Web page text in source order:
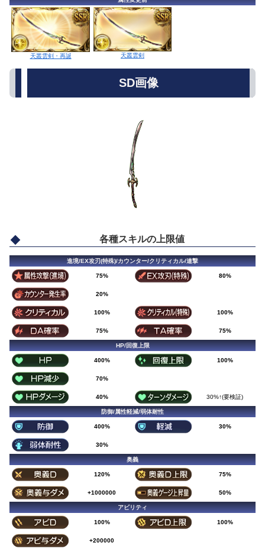
天叢雲剣・再誕 天叢雲剣
SD画像
各種スキルの上限値
進境/EX攻刃(特殊)/カウンター/クリティカル/連撃
75% 80%
20%
100% 100%
75% 75%
HP/回復上限
400% 100%
70%
40% 30%↑(要検証)
防御/属性軽減/弱体耐性
400% 30%
30%
奥義
120% 75%
+1000000 50%
アビリティ
100% 100%
+200000